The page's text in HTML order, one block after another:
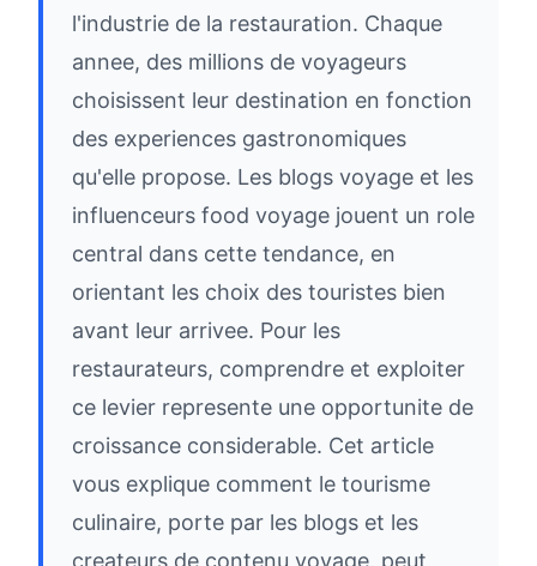
l'industrie de la restauration. Chaque
annee, des millions de voyageurs
choisissent leur destination en fonction
des experiences gastronomiques
qu'elle propose. Les blogs voyage et les
influenceurs food voyage jouent un role
central dans cette tendance, en
orientant les choix des touristes bien
avant leur arrivee. Pour les
restaurateurs, comprendre et exploiter
ce levier represente une opportunite de
croissance considerable. Cet article
vous explique comment le tourisme
culinaire, porte par les blogs et les
createurs de contenu voyage, peut